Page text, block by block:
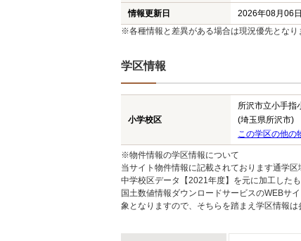
情報更新日 2026年08月06日
※各種情報と差異がある場合は現況優先となり
学区情報
小学校区
所沢市立小手指
(埼玉県所沢市)
この学区の他の
※物件情報の学区情報について
当サイト物件情報に記載されております通学
中学校区データ【2021年度】を元に加工した
国土数値情報ダウンロードサービスのWEBサ
象となりますので、そちらを踏まえ学区情報は